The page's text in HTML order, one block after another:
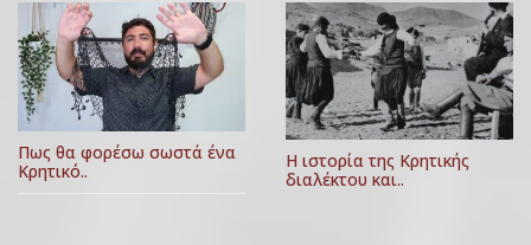
Πως θα φορέσω σωστά ένα
Κρητικό..
Η ιστορία της Κρητικής
διαλέκτου και..